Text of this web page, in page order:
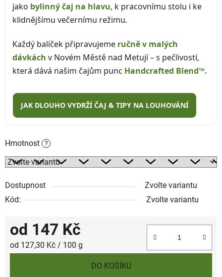
jako bylinný čaj na hlavu, k pracovnímu stolu i ke
klidnějšímu večernímu režimu.
Každý balíček připravujeme ručně v malých
dávkách v Novém Městě nad Metují – s pečlivostí,
která dává našim čajům punc Handcrafted Blend™.
JAK DLOUHO VYDRŽÍ ČAJ & TIPY NA LOUHOVÁNÍ
Hmotnost ?
Dostupnost
Zvolte variantu
Kód:
Zvolte variantu
od 147 Kč
Měrná cena:
od 127,30 Kč / 100 g
DO KOŠÍKU